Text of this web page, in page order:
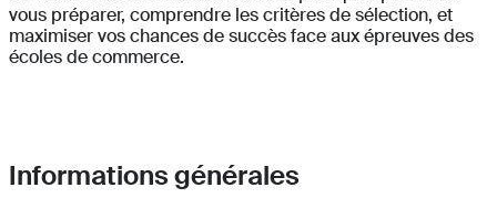
vous préparer, comprendre les critères de sélection, et
maximiser vos chances de succès face aux épreuves des
écoles de commerce.
Informations générales